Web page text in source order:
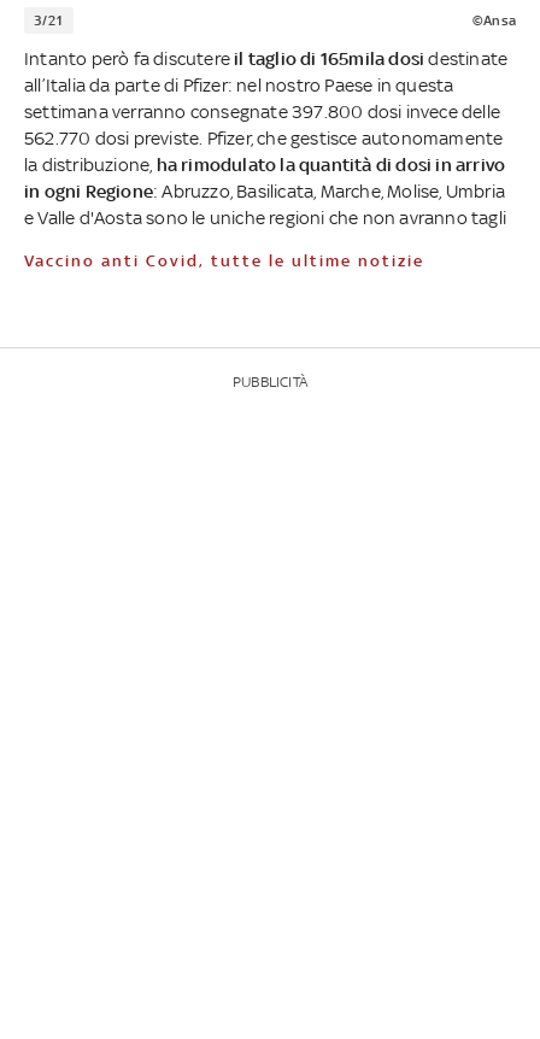
3/21 ©Ansa
Intanto però fa discutere il taglio di 165mila dosi destinate
all’Italia da parte di Pfizer: nel nostro Paese in questa
settimana verranno consegnate 397.800 dosi invece delle
562.770 dosi previste. Pfizer, che gestisce autonomamente
la distribuzione, ha rimodulato la quantità di dosi in arrivo
in ogni Regione: Abruzzo, Basilicata, Marche, Molise, Umbria
e Valle d'Aosta sono le uniche regioni che non avranno tagli
Vaccino anti Covid, tutte le ultime notizie
PUBBLICITÀ